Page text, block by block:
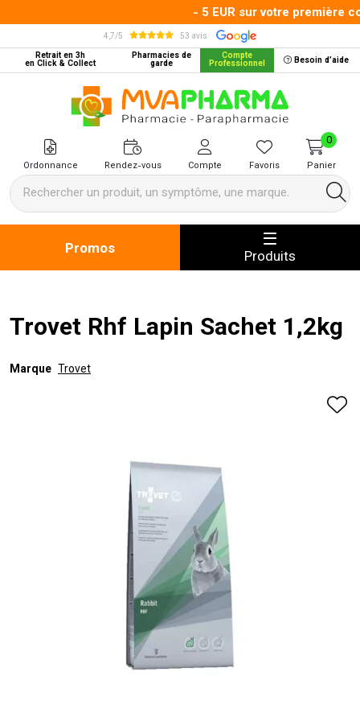
- 5 EUR sur votre première
4,7/5
53 avis
Retrait en 3h
en Click & Collect
Pharmacies de
garde
Compte
Professionnel Besoin d’aide
MVA Pharma Votre pharmacie
Ordonnance Rendez-vous Compte Favoris Panier
0
Promos Produits
Trovet Rhf Lapin Sachet 1,2kg
Marque Trovet